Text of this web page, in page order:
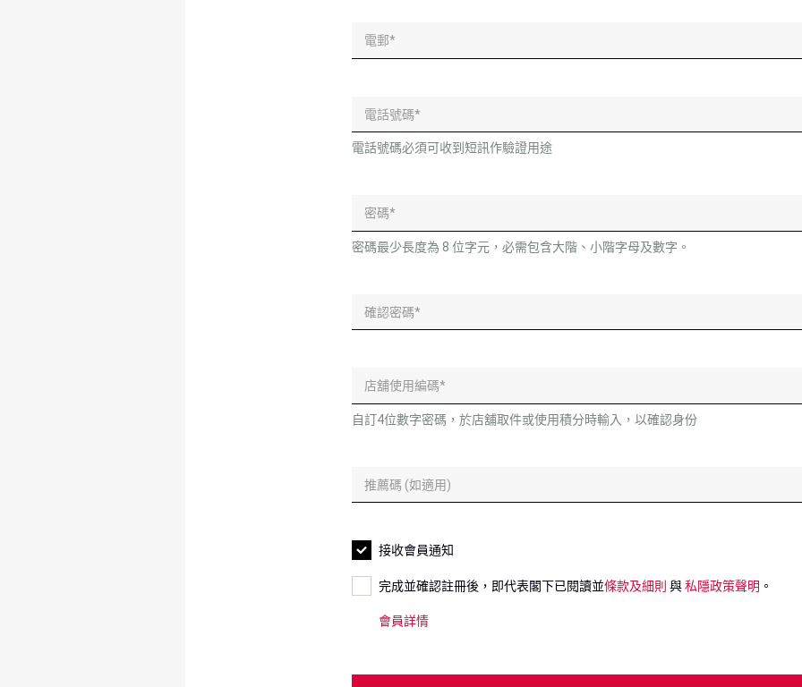
電話號碼必須可收到短訊作驗證用途
密碼最少長度為 8 位字元，必需包含大階、小階字母及數字。
自訂4位數字密碼，於店舖取件或使用積分時輸入，以確認身份
接收會員通知
完成並確認註冊後，即代表閣下已閱讀並條款及細則 與私隱政策聲明 。
會員詳情